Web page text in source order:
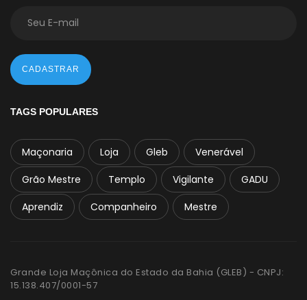
CADASTRAR
TAGS POPULARES
Maçonaria Loja Gleb
Venerável
Grão Mestre
Templo Vigilante
GADU
Aprendiz
Companheiro Mestre
Grande Loja Maçônica do Estado da Bahia (GLEB) - CNPJ:
15.138.407/0001-57